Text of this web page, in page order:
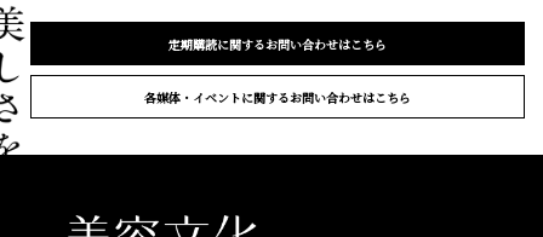
定期購読に関するお問い合わせはこちら
各媒体・イベントに関するお問い合わせはこちら